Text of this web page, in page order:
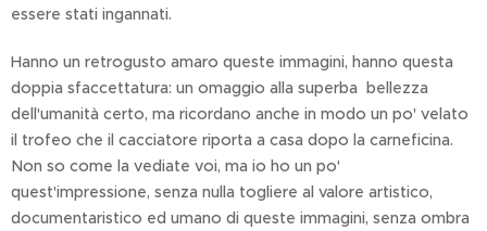
essere stati ingannati.
Hanno un retrogusto amaro queste immagini, hanno questa
doppia sfaccettatura: un omaggio alla superba bellezza
dell'umanità certo, ma ricordano anche in modo un po' velato
il trofeo che il cacciatore riporta a casa dopo la carneficina.
Non so come la vediate voi, ma io ho un po'
quest'impressione, senza nulla togliere al valore artistico,
documentaristico ed umano di queste immagini, senza ombra